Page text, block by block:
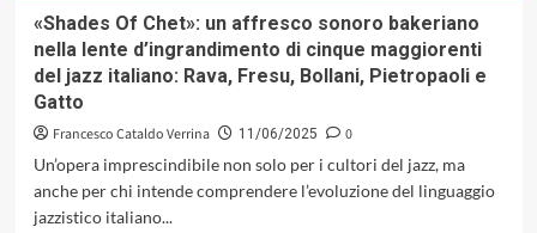
«Shades Of Chet»: un affresco sonoro bakeriano
nella lente d’ingrandimento di cinque maggiorenti
del jazz italiano: Rava, Fresu, Bollani, Pietropaoli e
Gatto
Francesco Cataldo Verrina 11/06/2025
0
Un’opera imprescindibile non solo per i cultori del jazz, ma
anche per chi intende comprendere l’evoluzione del linguaggio
jazzistico italiano...